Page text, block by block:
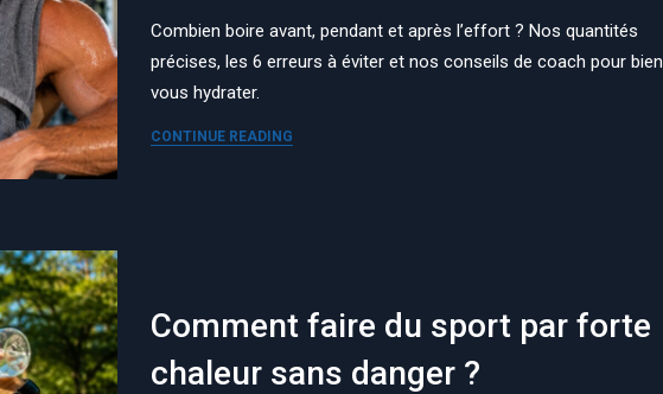
Combien boire avant, pendant et après l’effort ? Nos quantités
précises, les 6 erreurs à éviter et nos conseils de coach pour bien
vous hydrater.
CONTINUE READING
Comment faire du sport par forte
chaleur sans danger ?